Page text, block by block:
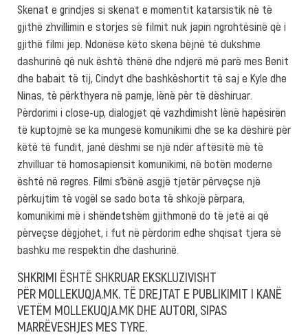
Skenat e grindjes si skenat e momentit katarsistik në të
gjithë zhvillimin e storjes së filmit nuk japin ngrohtësinë që i
gjithë filmi jep. Ndonëse këto skena bëjnë të dukshme
dashurinë që nuk është thënë dhe ndjerë më parë mes Benit
dhe babait të tij, Cindyt dhe bashkëshortit të saj e Kyle dhe
Ninas, të përkthyera në pamje, lënë për të dëshiruar.
Përdorimi i close-up, dialogjet që vazhdimisht lënë hapësirën
të kuptojmë se ka mungesë komunikimi dhe se ka dëshirë për
këtë të fundit, janë dëshmi se një ndër aftësitë më të
zhvilluar të homosapiensit komunikimi, në botën moderne
është në regres. Filmi s’bënë asgjë tjetër përveçse një
përkujtim të vogël se sado bota të shkojë përpara,
komunikimi më i shëndetshëm gjithmonë do të jetë ai që
përveçse dëgjohet, i fut në përdorim edhe shqisat tjera së
bashku me respektin dhe dashurinë.
SHKRIMI ËSHTË SHKRUAR EKSKLUZIVISHT
PËR MOLLEKUQJA.MK. TË DREJTAT E PUBLIKIMIT I KANË
VETËM MOLLEKUQJA.MK DHE AUTORI, SIPAS
MARRËVESHJES MES TYRE.